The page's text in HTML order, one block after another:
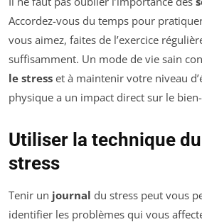
Accordez-vous du temps pour
vous aimez, faites de l’exercice
suffisamment. Un mode de vie sain
le stress et à maintenir votre niveau
physique a un impact direct sur le
Utiliser la technique
stress
Tenir un journal du stress peut vous
identifier les problèmes qui vous